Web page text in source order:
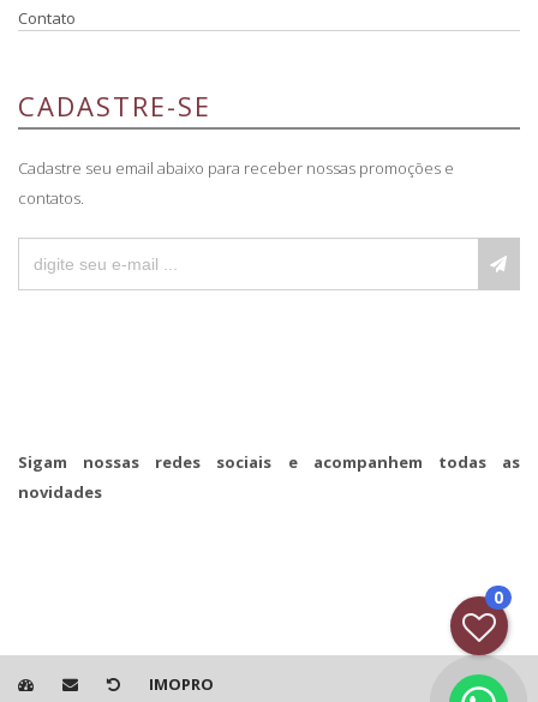
Contato
CADASTRE-SE
Cadastre seu email abaixo para receber nossas promoções e
contatos.
Sigam nossas redes sociais e acompanhem todas as
novidades
IMOPRO
0